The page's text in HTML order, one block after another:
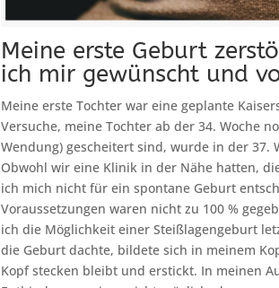
Meine erste Geburt
ich mir gewünscht und
Meine erste Tochter war eine geplante
Versuche, meine Tochter ab der 34. Woche
Wendung) gescheitert sind, wurde in der 37.
Obwohl wir eine Klinik in der Nähe hatten,
ich mich nicht für ein spontane Geburt
Voraussetzungen waren nicht zu 100 %
ich die Möglichkeit einer Steißlagengeburt
die Geburt dachte, bildete sich in meinem
Kopf stecken bleibt und erstickt. In meinen